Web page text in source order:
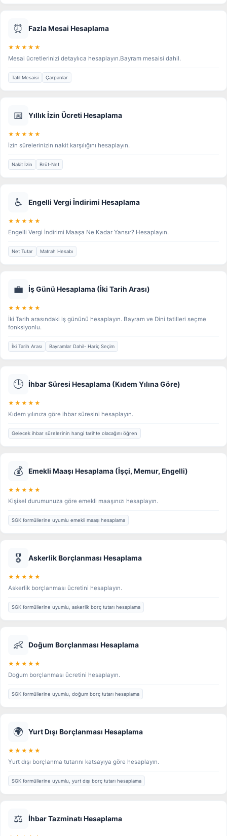
⏰ Fazla Mesai Hesaplama
★★★★★
Mesai ücretlerinizi detaylıca hesaplayın.Bayram mesaisi dahil.
Tatil Mesaisi Çarpanlar
📅 Yıllık İzin Ücreti Hesaplama
★★★★★
İzin sürelerinizin nakit karşılığını hesaplayın.
Nakit İzin Brüt-Net
♿ Engelli Vergi İndirimi Hesaplama
★★★★★
Engelli Vergi İndirimi Maaşa Ne Kadar Yansır? Hesaplayın.
Net Tutar Matrah Hesabı
💼 İş Günü Hesaplama (İki Tarih Arası)
★★★★★
İki Tarih arasındaki iş gününü hesaplayın. Bayram ve Dini tatilleri seçme
fonksiyonlu.
İki Tarih Arası Bayramlar Dahil- Hariç Seçim
🕒 İhbar Süresi Hesaplama (Kıdem Yılına Göre)
★★★★★
Kıdem yılınıza göre ihbar süresini hesaplayın.
Gelecek ihbar sürelerinin hangi tarihte olacağını öğren
💰 Emekli Maaşı Hesaplama (İşçi, Memur, Engelli)
★★★★★
Kişisel durumunuza göre emekli maaşınızı hesaplayın.
SGK formüllerine uyumlu emekli maaşı hesaplama
🎖️ Askerlik Borçlanması Hesaplama
★★★★★
Askerlik borçlanması ücretini hesaplayın.
SGK formüllerine uyumlu, askerlik borç tutarı hesaplama
👶 Doğum Borçlanması Hesaplama
★★★★★
Doğum borçlanması ücretini hesaplayın.
SGK formüllerine uyumlu, doğum borç tutarı hesaplama
🌍 Yurt Dışı Borçlanması Hesaplama
★★★★★
Yurt dışı borçlanma tutarını katsayıya göre hesaplayın.
SGK formüllerine uyumlu, yurt dışı borç tutarı hesaplama
⚖️ İhbar Tazminatı Hesaplama